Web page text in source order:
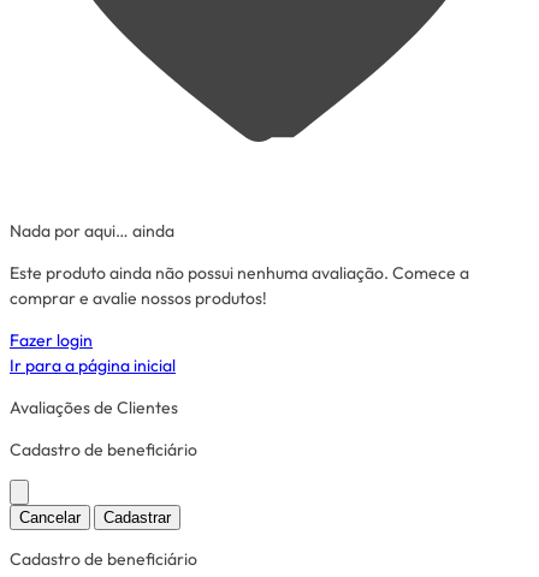
Nada por aqui… ainda
Este produto ainda não possui nenhuma avaliação. Comece a
comprar e avalie nossos produtos!
Fazer login
Ir para a página inicial
Avaliações de Clientes
Cadastro de beneficiário
Cancelar Cadastrar
Cadastro de beneficiário